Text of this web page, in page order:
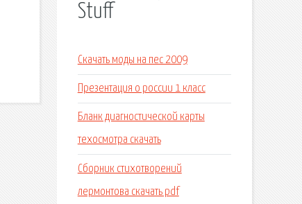
Stuff
Скачать моды на пес 2009
Презентация о россии 1 класс
Бланк диагностической карты
техосмотра скачать
Сборник стихотворений
лермонтова скачать pdf